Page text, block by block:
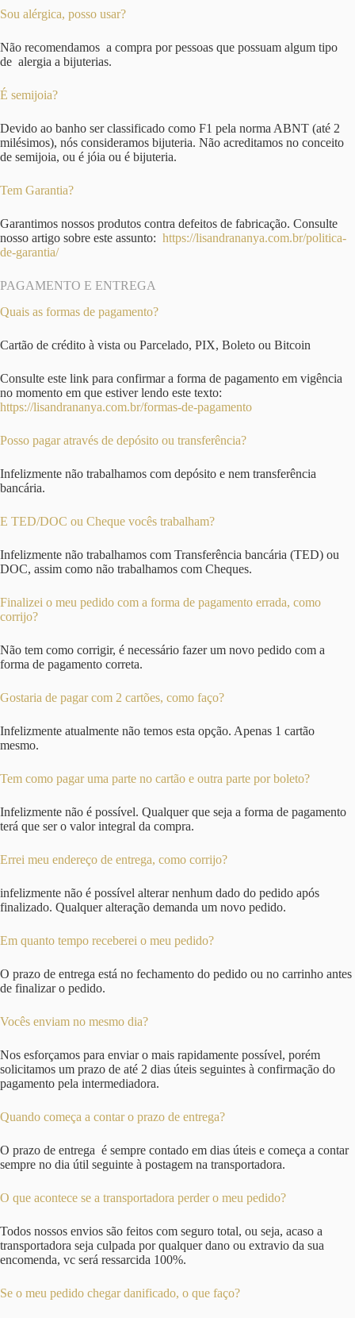
Sou alérgica, posso usar?
Não recomendamos a compra por pessoas que possuam algum tipo
de alergia a bijuterias.
É semijoia?
Devido ao banho ser classificado como F1 pela norma ABNT (até 2
milésimos), nós consideramos bijuteria. Não acreditamos no conceito
de semijoia, ou é jóia ou é bijuteria.
Tem Garantia?
Garantimos nossos produtos contra defeitos de fabricação. Consulte
nosso artigo sobre este assunto: https://lisandrananya.com.br/politica-
de-garantia/
PAGAMENTO E ENTREGA
Quais as formas de pagamento?
Cartão de crédito à vista ou Parcelado, PIX, Boleto ou Bitcoin
Consulte este link para confirmar a forma de pagamento em vigência
no momento em que estiver lendo este texto:
https://lisandrananya.com.br/formas-de-pagamento
Posso pagar através de depósito ou transferência?
Infelizmente não trabalhamos com depósito e nem transferência
bancária.
E TED/DOC ou Cheque vocês trabalham?
Infelizmente não trabalhamos com Transferência bancária (TED) ou
DOC, assim como não trabalhamos com Cheques.
Finalizei o meu pedido com a forma de pagamento errada, como
corrijo?
Não tem como corrigir, é necessário fazer um novo pedido com a
forma de pagamento correta.
Gostaria de pagar com 2 cartões, como faço?
Infelizmente atualmente não temos esta opção. Apenas 1 cartão
mesmo.
Tem como pagar uma parte no cartão e outra parte por boleto?
Infelizmente não é possível. Qualquer que seja a forma de pagamento
terá que ser o valor integral da compra.
Errei meu endereço de entrega, como corrijo?
infelizmente não é possível alterar nenhum dado do pedido após
finalizado. Qualquer alteração demanda um novo pedido.
Em quanto tempo receberei o meu pedido?
O prazo de entrega está no fechamento do pedido ou no carrinho antes
de finalizar o pedido.
Vocês enviam no mesmo dia?
Nos esforçamos para enviar o mais rapidamente possível, porém
solicitamos um prazo de até 2 dias úteis seguintes à confirmação do
pagamento pela intermediadora.
Quando começa a contar o prazo de entrega?
O prazo de entrega é sempre contado em dias úteis e começa a contar
sempre no dia útil seguinte à postagem na transportadora.
O que acontece se a transportadora perder o meu pedido?
Todos nossos envios são feitos com seguro total, ou seja, acaso a
transportadora seja culpada por qualquer dano ou extravio da sua
encomenda, vc será ressarcida 100%.
Se o meu pedido chegar danificado, o que faço?